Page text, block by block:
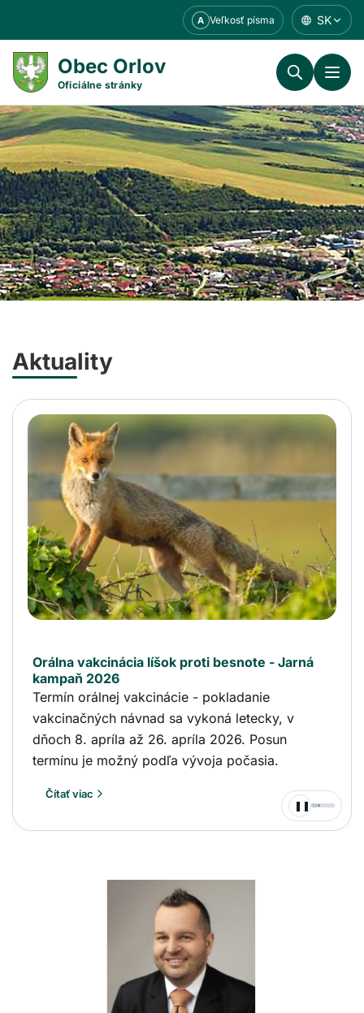
obsahu
A Veľkosť písma SK
Obec Orlov
Oficiálne stránky
Aktuality
Orálna vakcinácia líšok proti besnote - Jarná
kampaň 2026
Termín orálnej vakcinácie - pokladanie
vakcinačných návnad sa vykoná letecky, v
dňoch 8. apríla až 26. apríla 2026. Posun
termínu je možný podľa vývoja počasia.
Čítať viac
Pozastaviť
slideshow
❚❚